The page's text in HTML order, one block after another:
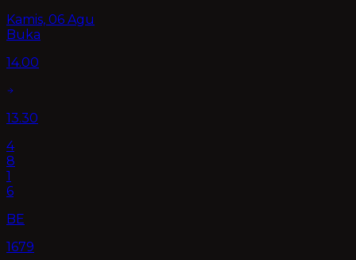
Kamis, 06 Agu
Buka
14.00
13.30
4
8
1
6
BE
1679